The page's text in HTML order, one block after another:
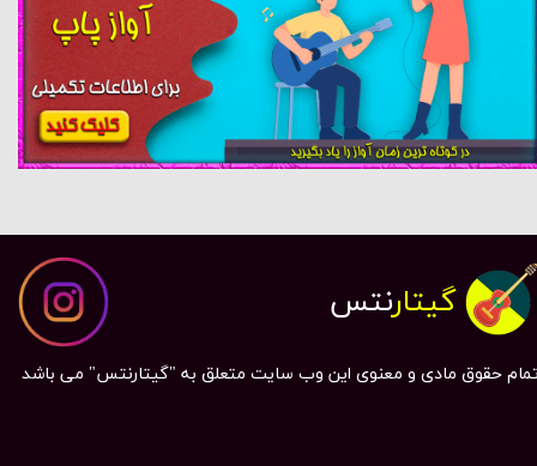
حقوق مادی و معنوی این وب سایت متعلق به "گیتارنتس" می باشد
گیتارنتس